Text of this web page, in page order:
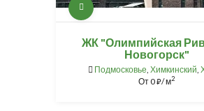
ЖК "Олимпийская
Новогорск"
Подмосковье Химкинский
От0⃏/ м2